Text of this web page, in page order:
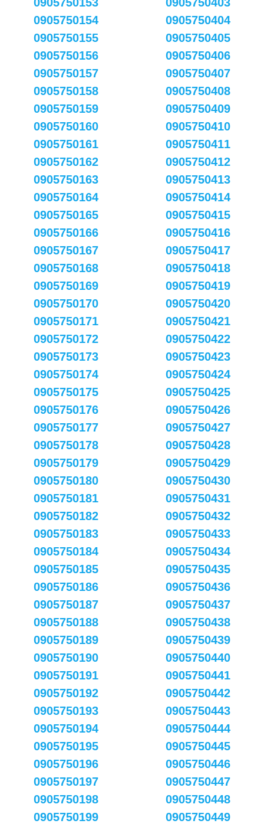
0905750154
0905750155
0905750156
0905750157
0905750158
0905750159
0905750160
0905750161
0905750162
0905750163
0905750164
0905750165
0905750166
0905750167
0905750168
0905750169
0905750170
0905750171
0905750172
0905750173
0905750174
0905750175
0905750176
0905750177
0905750178
0905750179
0905750180
0905750181
0905750182
0905750183
0905750184
0905750185
0905750186
0905750187
0905750188
0905750189
0905750190
0905750191
0905750192
0905750193
0905750194
0905750195
0905750196
0905750197
0905750198
0905750199
0905750404
0905750405
0905750406
0905750407
0905750408
0905750409
0905750410
0905750411
0905750412
0905750413
0905750414
0905750415
0905750416
0905750417
0905750418
0905750419
0905750420
0905750421
0905750422
0905750423
0905750424
0905750425
0905750426
0905750427
0905750428
0905750429
0905750430
0905750431
0905750432
0905750433
0905750434
0905750435
0905750436
0905750437
0905750438
0905750439
0905750440
0905750441
0905750442
0905750443
0905750444
0905750445
0905750446
0905750447
0905750448
0905750449